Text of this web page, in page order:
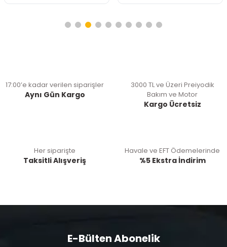
17:00’e kadar verilen siparişler
Aynı Gün Kargo
3000 TL ve Üzeri Preiyodik
Bakım ve Motor
Kargo Ücretsiz
Her siparişte
Taksitli Alışveriş
Havale ve EFT Ödemelerinde
%5 Ekstra İndirim
E-Bülten Abonelik